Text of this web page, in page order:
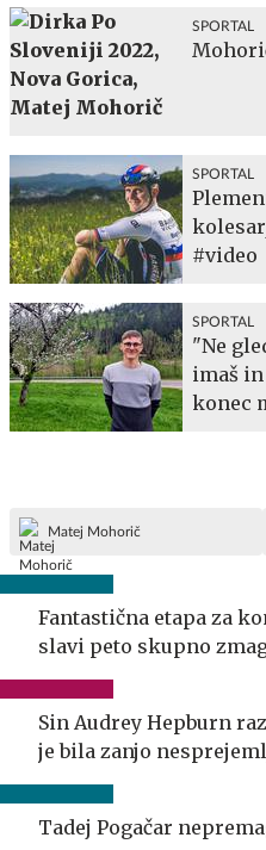
SPORTAL
SPORTAL
#video
SPORTAL
"Ne
imaš
konec
Matej Mohorič
Fantastična etapa za
slavi peto skupno
Sin Audrey Hepburn
je bila zanjo
Tadej Pogačar